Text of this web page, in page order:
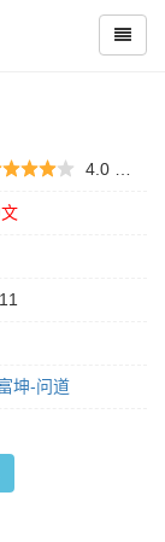
4.0 （
坤-问道